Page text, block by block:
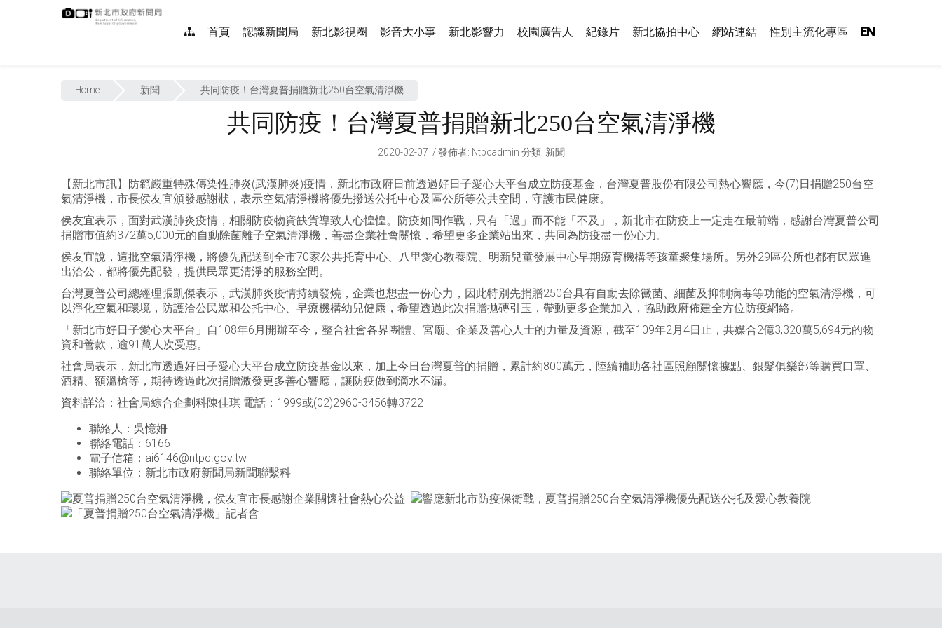
首頁 認識新聞局 新北影視圈 影音大小事 新北影響力 校園廣告人 紀錄片 新北協拍中心 網站連結 性別主流化專區 EN
Home 新聞 共同防疫！台灣夏普捐贈新北250台空氣清淨機
共同防疫！台灣夏普捐贈新北250台空氣清淨機
2020-02-07 發佈者: Ntpcadmin 分類: 新聞
【新北市訊】防範嚴重特殊傳染性肺炎(武漢肺炎)疫情，新北市政府日前透過好日子愛心大平台成立防疫基金，台灣夏普股份有限公司熱心響應，今(7)日捐贈250台空
氣清淨機，市長侯友宜頒發感謝狀，表示空氣清淨機將優先撥送公托中心及區公所等公共空間，守護市民健康。
侯友宜表示，面對武漢肺炎疫情，相關防疫物資缺貨導致人心惶惶。防疫如同作戰，只有「過」而不能「不及」，新北市在防疫上一定走在最前端，感謝台灣夏普公司
捐贈市值約372萬5,000元的自動除菌離子空氣清淨機，善盡企業社會關懷，希望更多企業站出來，共同為防疫盡一份心力。
侯友宜說，這批空氣清淨機，將優先配送到全市70家公共托育中心、八里愛心教養院、明新兒童發展中心早期療育機構等孩童聚集場所。另外29區公所也都有民眾進
出洽公，都將優先配發，提供民眾更清淨的服務空間。
台灣夏普公司總經理張凱傑表示，武漢肺炎疫情持續發燒，企業也想盡一份心力，因此特別先捐贈250台具有自動去除黴菌、細菌及抑制病毒等功能的空氣清淨機，可
以淨化空氣和環境，防護洽公民眾和公托中心、早療機構幼兒健康，希望透過此次捐贈拋磚引玉，帶動更多企業加入，協助政府佈建全方位防疫網絡。
「新北市好日子愛心大平台」自108年6月開辦至今，整合社會各界團體、宮廟、企業及善心人士的力量及資源，截至109年2月4日止，共媒合2億3,320萬5,694元的物
資和善款，逾91萬人次受惠。
社會局表示，新北市透過好日子愛心大平台成立防疫基金以來，加上今日台灣夏普的捐贈，累計約800萬元，陸續補助各社區照顧關懷據點、銀髮俱樂部等購買口罩、
酒精、額溫槍等，期待透過此次捐贈激發更多善心響應，讓防疫做到滴水不漏。
資料詳洽：社會局綜合企劃科陳佳琪 電話：1999或(02)2960-3456轉3722
聯絡人：吳憶姍
聯絡電話：6166
電子信箱：ai6146@ntpc.gov.tw
聯絡單位：新北市政府新聞局新聞聯繫科